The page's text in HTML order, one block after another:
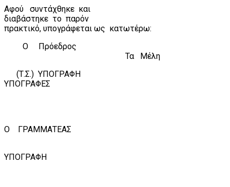
Αφού
συντάχθηκε και
διαβάστηκε το παρόν
πρακτικό, υπογράφεται ως κατωτέρω:
Ο
Πρόεδρος
Τα
Μέλη
(Τ.Σ.) ΥΠΟΓΡΑΦΗ
ΥΠΟΓΡΑΦΕΣ
Ο ΓΡΑΜΜΑΤΕΑΣ
ΥΠΟΓΡΑΦΗ